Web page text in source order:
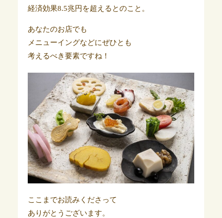
経済効果8.5兆円を超えるとのこと。
あなたのお店でも
メニューイングなどにぜひとも
考えるべき要素ですね！
ここまでお読みくださって
ありがとうございます。